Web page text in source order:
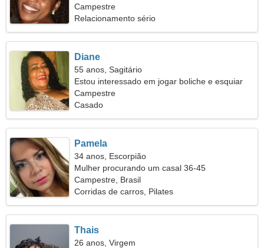
Campestre
Relacionamento sério
Diane
55 anos, Sagitário
Estou interessado em jogar boliche e esquiar
Campestre
Casado
Pamela
34 anos, Escorpião
Mulher procurando um casal 36-45
Campestre, Brasil
Corridas de carros, Pilates
Thais
26 anos, Virgem